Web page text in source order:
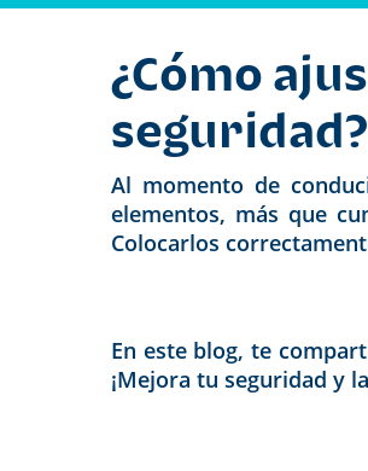
¿Cómo
seguridad?
Al momento de
elementos, más que
Colocarlos
En este blog, te
¡Mejora tu seguridad y